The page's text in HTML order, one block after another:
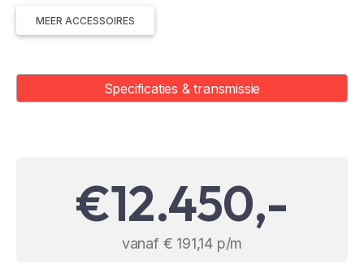
MEER ACCESSOIRES
Specificaties & transmissie
€12.450,-
vanaf € 191,14 p/m